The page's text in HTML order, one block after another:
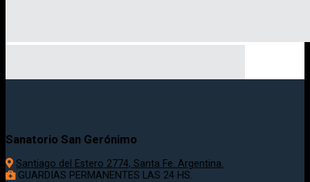
Sanatorio San Gerónimo
Santiago del Estero 2774, Santa Fe. Argentina.
GUARDIAS PERMANENTES LAS 24 HS.